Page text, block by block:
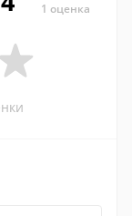
1 оценка